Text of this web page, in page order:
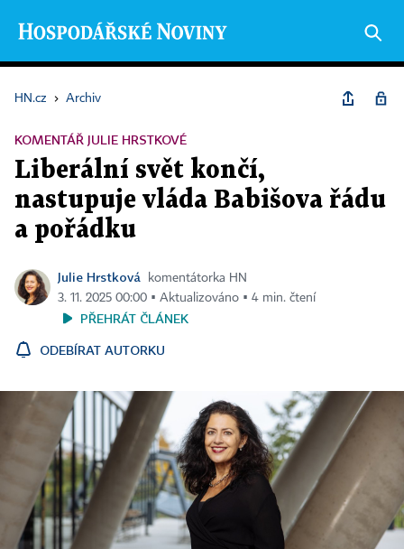
HN.cz › Archiv
KOMENTÁŘ JULIE HRSTKOVÉ
Liberální svět končí,
nastupuje vláda Babišova řádu
a pořádku
Julie Hrstková
komentátorka HN
3. 11. 2025 00:00 ▪ Aktualizováno ▪ 4 min. čtení
PŘEHRÁT ČLÁNEK
ODEBÍRAT AUTORKU